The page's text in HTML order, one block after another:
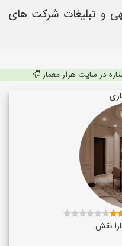
و تبلیغات شرکت های
در سایت هزار معمار
نقش